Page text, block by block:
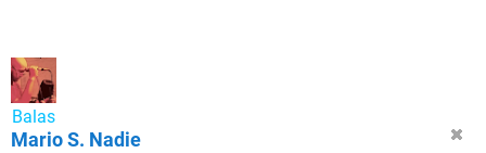
Balas
Mario S. Nadie